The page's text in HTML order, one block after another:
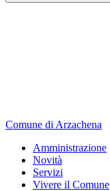
Comune di Arzachena
Amministrazione
Novità
Servizi
Vivere il Comune